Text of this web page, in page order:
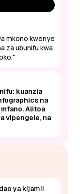
mkono kwenye
za ubunifu kwa
kuanzia
na
Alitoa
vipengele, na
ya kijamii